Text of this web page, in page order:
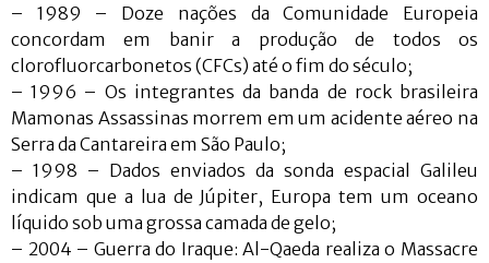
– 1989 – Doze nações da Comunidade Europeia
concordam em banir a produção de todos os
clorofluorcarbonetos (CFCs) até o fim do século;
– 1996 – Os integrantes da banda de rock brasileira
Mamonas Assassinas morrem em um acidente aéreo na
Serra da Cantareira em São Paulo;
– 1998 – Dados enviados da sonda espacial Galileu
indicam que a lua de Júpiter, Europa tem um oceano
líquido sob uma grossa camada de gelo;
– 2004 – Guerra do Iraque: Al-Qaeda realiza o Massacre